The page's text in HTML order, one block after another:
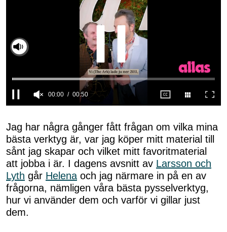
of
50
seconds
00:01 00:50
Jag har några gånger fått frågan om vilka mina
bästa verktyg är, var jag köper mitt material till
sånt jag skapar och vilket mitt favoritmaterial
att jobba i är. I dagens avsnitt av Larsson och
Lyth går Helena och jag närmare in på en av
frågorna, nämligen våra bästa pysselverktyg,
hur vi använder dem och varför vi gillar just
dem.